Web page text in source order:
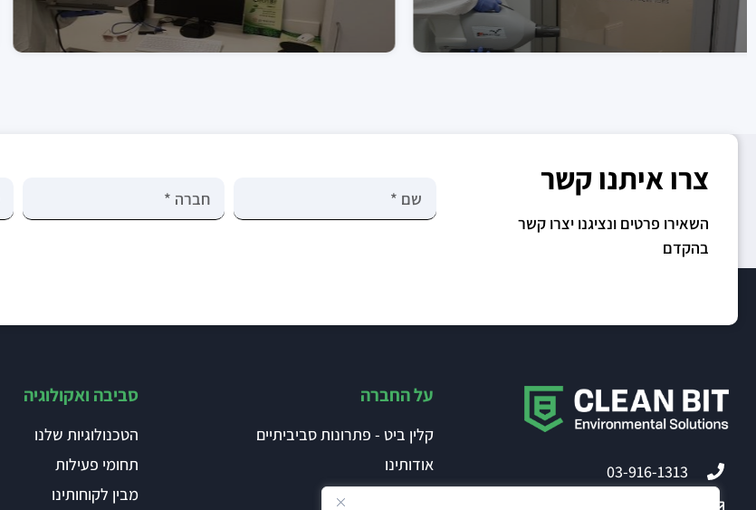
צרו איתנו קשר
השאירו פרטים ונציגנו יצרו קשר
בהקדם
03-916-1313
על החברה
קלין ביט - פתרונות סביביתיים
אודותינו
סביבה ואקולוגיה
הטכנולוגיות שלנו
תחומי פעילות
מבין לקוחותינו